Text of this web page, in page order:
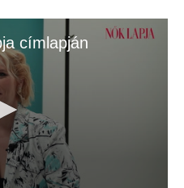
címlapján